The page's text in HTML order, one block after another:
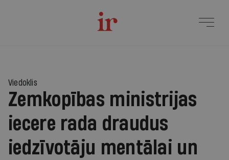
Viedoklis
Zemkopības ministrijas
iecere rada draudus
iedzīvotāju mentālai un